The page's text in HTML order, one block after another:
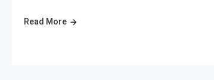
Read More